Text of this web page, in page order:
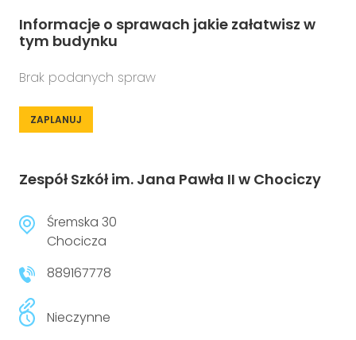
Informacje o sprawach jakie załatwisz w
tym budynku
Brak podanych spraw
ZAPLANUJ
Zespół Szkół im. Jana Pawła II w Chociczy
Śremska 30
Chocicza
889167778
Nieczynne